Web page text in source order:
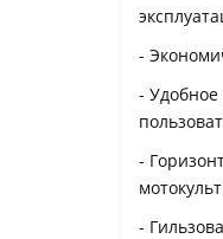
-
- Удобное
-
-